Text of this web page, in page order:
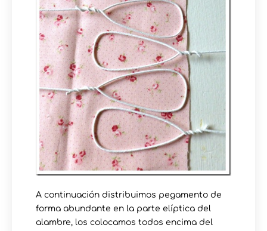
A continuación distribuimos pegamento de
forma abundante en la parte elíptica del
alambre, los colocamos todos encima del